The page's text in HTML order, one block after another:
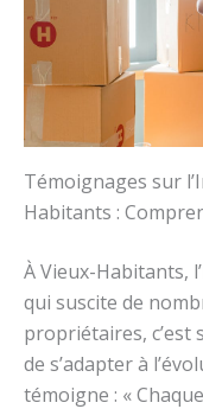
Témoignages sur
Habitants :
À Vieux-Habitants, l’
qui suscite de
propriétaires, c’est
de s’adapter à
témoigne : «